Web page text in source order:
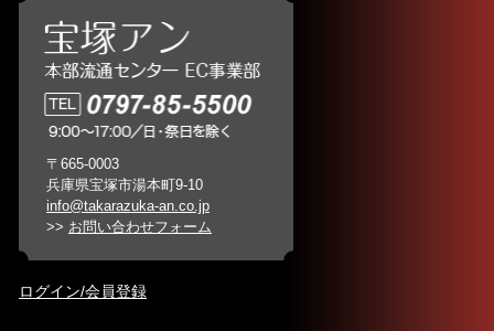
〒665-0003
兵庫県宝塚市湯本町9-10
info@takarazuka-an.co.jp
>> お問い合わせフォーム
ログイン/会員登録